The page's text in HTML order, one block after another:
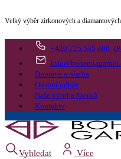
Velký výběr zirkonových a
+420 725 535 406
Doprava a platba
Osobní odběr
Naše výroba šperků
Kontakty
Vyhledat
Více